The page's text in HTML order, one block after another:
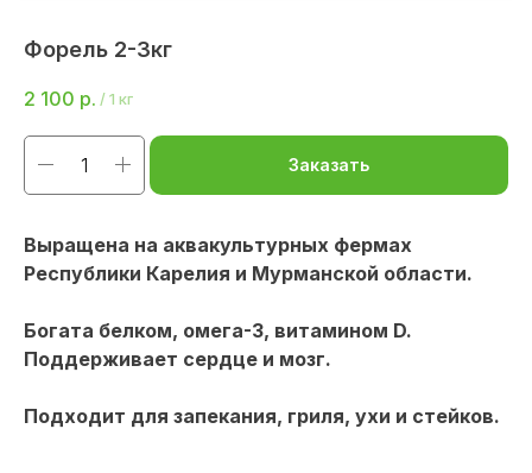
Форель 2-3кг
2 100 р. / 1 кг
Заказать
Выращена на аквакультурных фермах
Республики Карелия и Мурманской области.
Богата белком, омега-3, витамином D.
Поддерживает сердце и мозг.
Подходит для запекания, гриля, ухи и стейков.